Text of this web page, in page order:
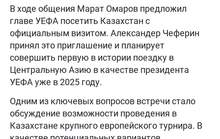
В ходе общения Марат Омаров предложил
главе УЕФА посетить Казахстан с
официальным визитом. Александер Чеферин
принял это приглашение и планирует
совершить первую в истории поездку в
Центральную Азию в качестве президента
УЕФА уже в 2025 году.
Одним из ключевых вопросов встречи стало
обсуждение возможности проведения в
Казахстане крупного европейского турнира. В